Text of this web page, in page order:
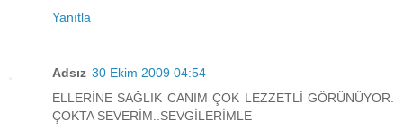
Yanıtla
Adsız 30 Ekim 2009 04:54
ELLERİNE SAĞLIK CANIM ÇOK LEZZETLİ GÖRÜNÜYOR.
ÇOKTA SEVERİM..SEVGİLERİMLE